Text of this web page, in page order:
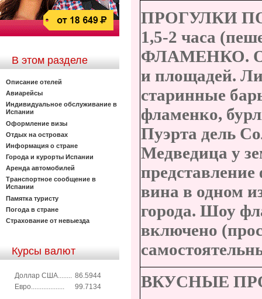
В этом разделе
Описание отелей
Авиарейсы
Индивидуальное обслуживание в
Испании
Оформление визы
Отдых на островах
Информация о стране
Города и курорты Испании
Аренда автомобилей
Транспортное сообщение в
Испании
Памятка туристу
Погода в стране
Страхование от невыезда
Курсы валют
Доллар США........ 86.5944
Евро...................
99.7134
ПРОГУЛКИ
1,5-2 часа
ФЛАМЕНКО.
и площадей.
старинные
фламенко,
Пуэрта дель
Медведица у
вина в одном
города. Шоу
включено
ВКУСНЫЕ